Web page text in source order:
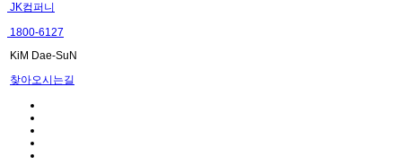
JK컴퍼니
1800-6127
KiM Dae-SuN
찾아오시는길